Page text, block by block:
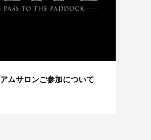
ムサロンご参加について